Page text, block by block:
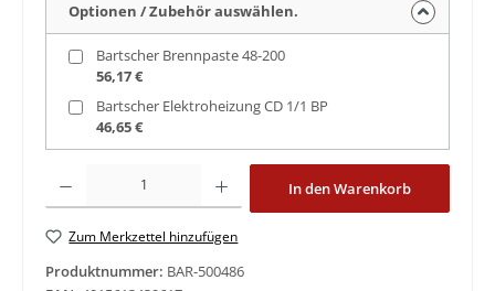
Optionen / Zubehör auswählen.
Bartscher Brennpaste 48-200
56,17 €
Bartscher Elektroheizung CD 1/1 BP
46,65 €
Produkt Anzahl: Gib den gewünschten Wert ein oder benutze die
In den Warenkorb
Zum Merkzettel hinzufügen
Produktnummer: BAR-500486